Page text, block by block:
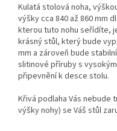
Kulatá stolová noha,
výšky cca 840 až 860 mm
kterou tuto nohu seřídíte,
krásný stůl, který bude
mm a zároveň bude
slitinové příruby s
připevnění k desce stolu.
Křivá podlaha Vás
výšky nohy) se Váš stůl